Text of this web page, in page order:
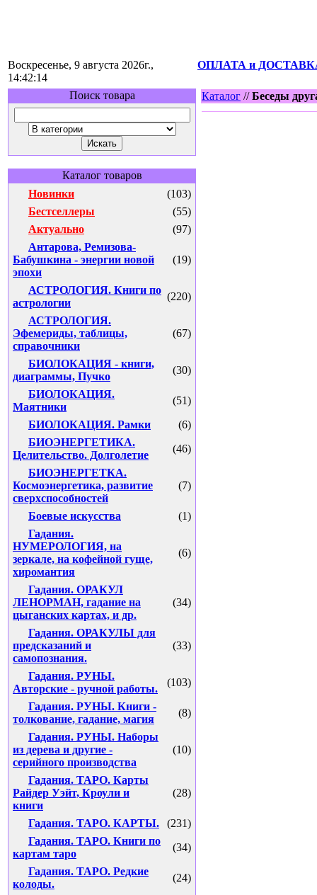
Воскресенье, 9 августа 2026г.,
14:42:14
ОПЛАТА и
Поиск товара
Каталог товаров
Новинки
(103)
Бестселлеры
(55)
Актуально
(97)
Антарова, Ремизова-
Бабушкина - энергии новой
эпохи
(19)
АСТРОЛОГИЯ. Книги по
астрологии
(220)
АСТРОЛОГИЯ.
Эфемериды, таблицы,
справочники
(67)
БИОЛОКАЦИЯ - книги,
диаграммы, Пучко
(30)
БИОЛОКАЦИЯ.
Маятники
(51)
БИОЛОКАЦИЯ. Рамки
(6)
БИОЭНЕРГЕТИКА.
Целительство. Долголетие
(46)
БИОЭНЕРГЕТКА.
Космоэнергетика, развитие
сверхспособностей
(7)
Боевые искусства
(1)
Гадания.
НУМЕРОЛОГИЯ, на
зеркале, на кофейной гуще,
хиромантия
(6)
Гадания. ОРАКУЛ
ЛЕНОРМАН, гадание на
цыганских картах, и др.
(34)
Гадания. ОРАКУЛЫ для
предсказаний и
самопознания.
(33)
Гадания. РУНЫ.
Авторские - ручной работы.
(103)
Гадания. РУНЫ. Книги -
толкование, гадание, магия
(8)
Гадания. РУНЫ. Наборы
из дерева и другие -
серийного производства
(10)
Гадания. ТАРО. Карты
Райдер Уэйт, Кроули и
книги
(28)
Гадания. ТАРО. КАРТЫ.
(231)
Гадания. ТАРО. Книги по
картам таро
(34)
Гадания. ТАРО. Редкие
колоды.
(24)
Каталог //Беседы